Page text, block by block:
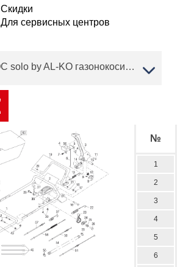
Скидки
Для сервисных центров
3 РУЧКА, ТРОС solo by AL-KO газонокосилка бензиновая 553 K Profi Артикул: 127148
№
1
2
3
4
5
6